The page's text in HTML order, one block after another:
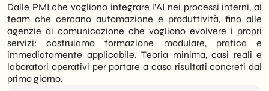
Dalle PMI che vogliono integrare l’AI nei processi interni, ai
team che cercano automazione e produttività, fino alle
agenzie di comunicazione che vogliono evolvere i propri
servizi: costruiamo formazione modulare, pratica e
immediatamente applicabile. Teoria minima, casi reali e
laboratori operativi per portare a casa risultati concreti dal
primo giorno.